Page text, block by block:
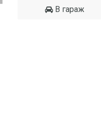
В гараж